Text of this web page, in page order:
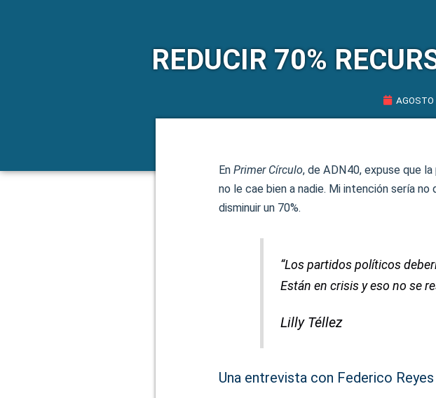
REDUCIR 70%
En Primer Círculo, de ADN40, expuse que
no le cae bien a nadie. Mi intención sería
disminuir un 70%.
“Los partidos políticos
Están en crisis y eso no se
Lilly Téllez
Una entrevista con Federico